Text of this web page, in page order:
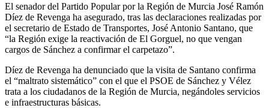
El senador del Partido Popular por la Región de Murcia José Ramón
Díez de Revenga ha asegurado, tras las declaraciones realizadas por
el secretario de Estado de Transportes, José Antonio Santano, que
“la Región exige la reactivación de El Gorguel, no que vengan
cargos de Sánchez a confirmar el carpetazo”.
Díez de Revenga ha denunciado que la visita de Santano confirma
el “maltrato sistemático” con el que el PSOE de Sánchez y Vélez
trata a los ciudadanos de la Región de Murcia, negándoles servicios
e infraestructuras básicas.